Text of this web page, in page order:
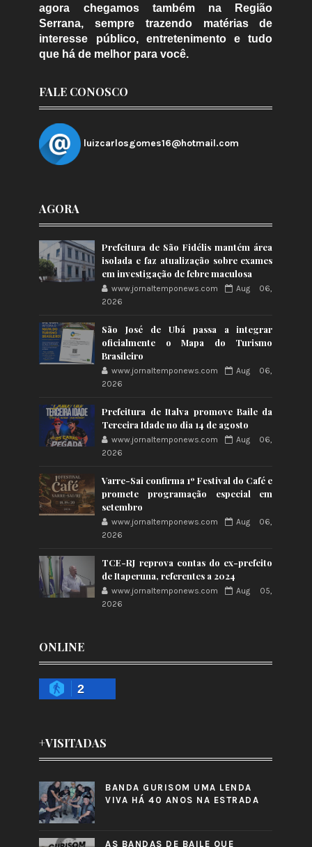
agora chegamos também na Região
Serrana, sempre trazendo matérias de
interesse público, entretenimento e tudo
que há de melhor para você.
FALE CONOSCO
luizcarlosgomes16@hotmail.com
AGORA
Prefeitura de São Fidélis mantém área
isolada e faz atualização sobre exames
em investigação de febre maculosa
www.jornaltemponews.com
Aug 06,
2026
São José de Ubá passa a integrar
oficialmente o Mapa do Turismo
Brasileiro
www.jornaltemponews.com
Aug 06,
2026
Prefeitura de Italva promove Baile da
Terceira Idade no dia 14 de agosto
www.jornaltemponews.com
Aug 06,
2026
Varre-Sai confirma 1º Festival do Café e
promete programação especial em
setembro
www.jornaltemponews.com
Aug 06,
2026
TCE-RJ reprova contas do ex-prefeito
de Itaperuna, referentes a 2024
www.jornaltemponews.com
Aug 05,
2026
ONLINE
2
+VISITADAS
BANDA GURISOM UMA LENDA
VIVA HÁ 40 ANOS NA ESTRADA
AS BANDAS DE BAILE QUE